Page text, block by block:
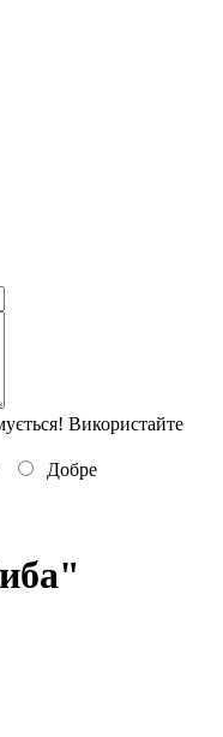
Використайте
Добре